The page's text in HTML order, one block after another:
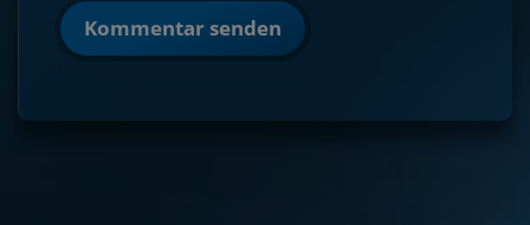
Kommentar senden